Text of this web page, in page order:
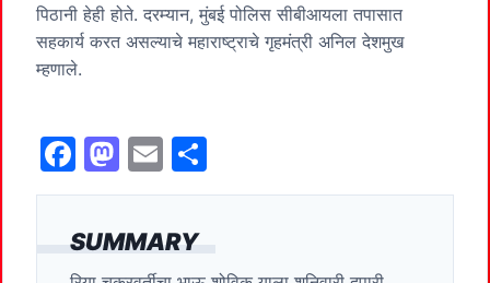
SUMMARY
पिठानी हेही होते. दरम्यान, मुंबई पोलिस सीबीआयला तपासात
सहकार्य करत असल्याचे महाराष्ट्राचे गृहमंत्री अनिल देशमुख
म्हणाले.
F
a
c
e
M
a
st
o
E
m
ai
l
h